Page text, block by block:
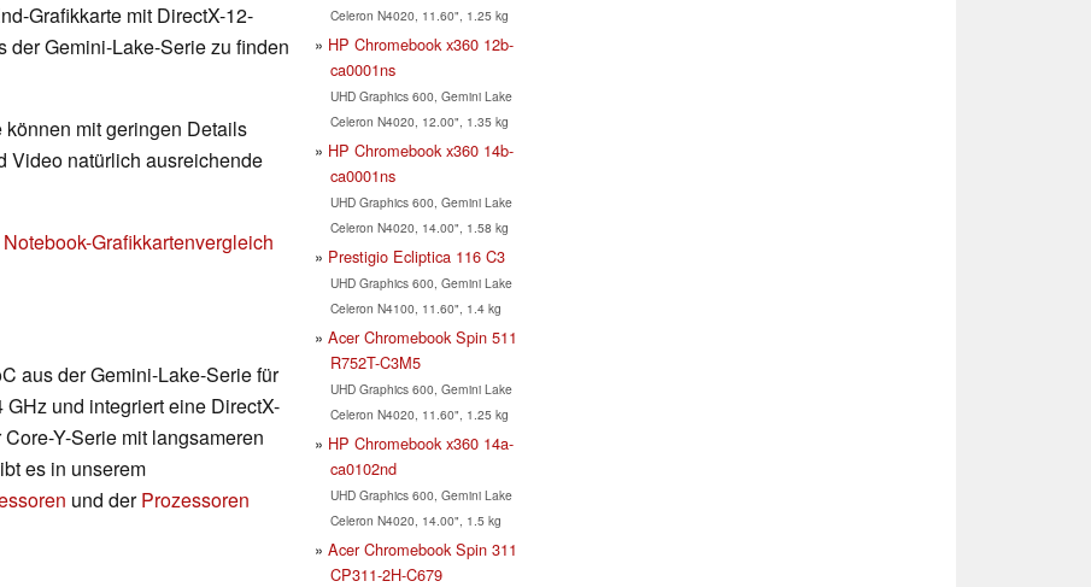
Grafikkarte mit DirectX-12-
der Gemini-Lake-Serie zu finden
mit geringen Details
Video natürlich ausreichende
Notebook-Grafikkartenvergleich
aus der Gemini-Lake-Serie für
und integriert eine DirectX-
Y-Serie mit langsameren
es in unserem
und derProzessoren
Celeron N4020, 11.60", 1.25 kg
HP Chromebook x360 12b-
ca0001ns
UHD Graphics 600, Gemini Lake
Celeron N4020, 12.00", 1.35 kg
HP Chromebook x360 14b-
ca0001ns
UHD Graphics 600, Gemini Lake
Celeron N4020, 14.00", 1.58 kg
Prestigio Ecliptica 116 C3
UHD Graphics 600, Gemini Lake
Celeron N4100, 11.60", 1.4 kg
Acer Chromebook Spin 511
R752T-C3M5
UHD Graphics 600, Gemini Lake
Celeron N4020, 11.60", 1.25 kg
HP Chromebook x360 14a-
ca0102nd
UHD Graphics 600, Gemini Lake
Celeron N4020, 14.00", 1.5 kg
Acer Chromebook Spin 311
CP311-2H-C679